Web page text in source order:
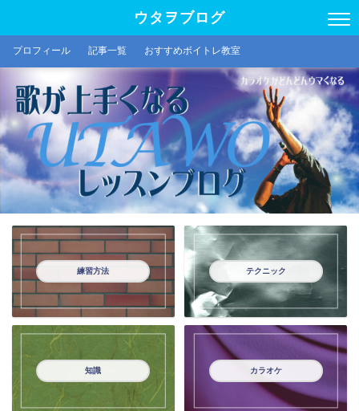
ウタヲブログ
プロフィール 記事一覧 おすすめボイトレ教室
練習方法 テクニック
知識 カラオケ